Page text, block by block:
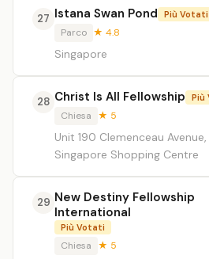
27 Istana Swan Pond Più Votati
Parco ★ 4.8
Singapore
28 Christ Is All Fellowship Più
Chiesa ★ 5
Unit 190 Clemenceau
Singapore Shopping Centre
29 New Destiny Fellowship
International
Più Votati
Chiesa ★ 5